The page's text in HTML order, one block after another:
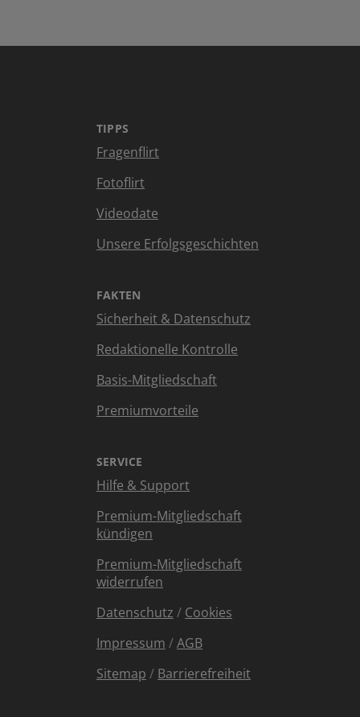
TIPPS
Fragenflirt
Fotoflirt
Videodate
Unsere Erfolgsgeschichten
FAKTEN
Sicherheit & Datenschutz
Redaktionelle Kontrolle
Basis-Mitgliedschaft
Premiumvorteile
SERVICE
Hilfe & Support
Premium-Mitgliedschaft
kündigen
Premium-Mitgliedschaft
widerrufen
Datenschutz / Cookies
Impressum /AGB
Sitemap / Barrierefreiheit